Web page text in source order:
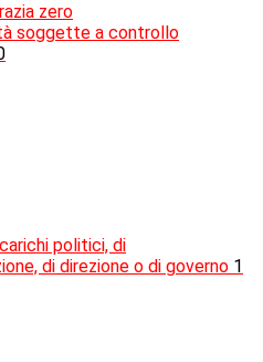
zero
soggette a controllo
politici, di
di direzione o di governo 1